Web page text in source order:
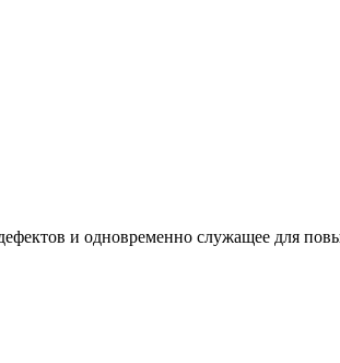
и одновременно служащее для